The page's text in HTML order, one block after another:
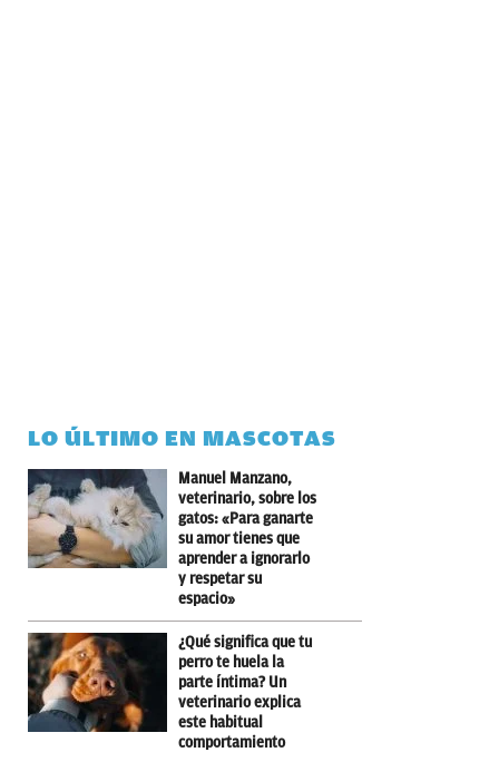
LO ÚLTIMO EN MASCOTAS
Manuel Manzano,
veterinario, sobre los
gatos: «Para ganarte
su amor tienes que
aprender a ignorarlo
y respetar su
espacio»
¿Qué significa que tu
perro te huela la
parte íntima? Un
veterinario explica
este habitual
comportamiento